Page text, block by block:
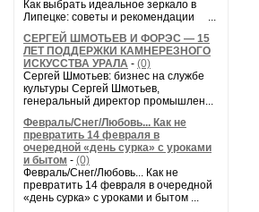
Как выбрать идеальное зеркало в
Липецке: советы и рекомендации ...
СЕРГЕЙ ШМОТЬЕВ И ФОРЭС — 15
ЛЕТ ПОДДЕРЖКИ КАМНЕРЕЗНОГО
ИСКУССТВА УРАЛА - (0)
Сергей Шмотьев: бизнес на службе
культуры Сергей Шмотьев,
генеральный директор промышлен...
Февраль/Снег/Любовь... Как не
превратить 14 февраля в
очередной «день сурка» с уроками
и бытом - (0)
Февраль/Снег/Любовь... Как не
превратить 14 февраля в очередной
«день сурка» с уроками и бытом ...